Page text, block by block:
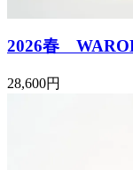
2026春
28,600円